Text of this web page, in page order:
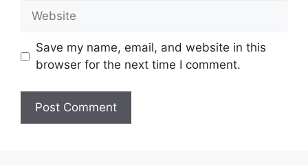
Website
Save my name, email, and website in this
browser for the next time I comment.